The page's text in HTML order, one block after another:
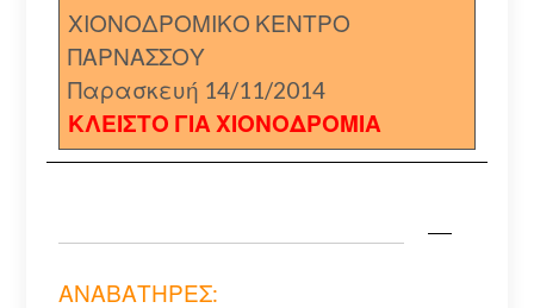
ΧΙΟΝΟΔΡΟΜΙΚΟ ΚΕΝΤΡΟ
ΠΑΡΝΑΣΣΟΥ
Παρασκευή 14/11/2014
ΚΛΕΙΣΤΟ ΓΙΑ ΧΙΟΝΟΔΡΟΜΙΑ
ΑΝΑΒΑΤΗΡΕΣ: